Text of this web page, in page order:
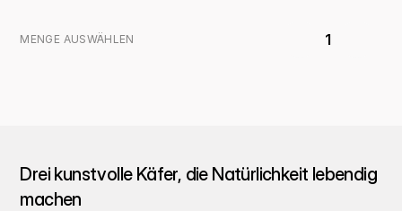
MENGE AUSWÄHLEN 1
Drei kunstvolle Käfer, die Natürlichkeit lebendig
machen